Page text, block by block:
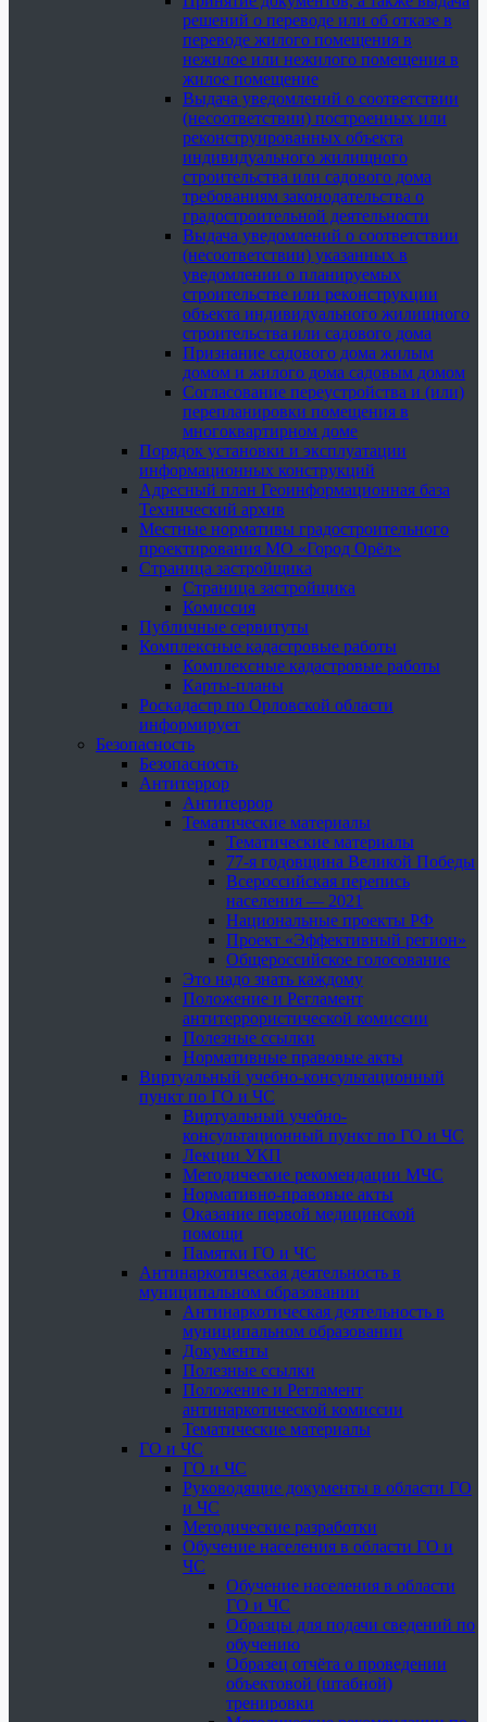
решений о переводе или об отказе в
переводе жилого помещения в
нежилое или нежилого помещения в
жилое помещение
Выдача уведомлений о соответствии
(несоответствии) построенных или
реконструированных объекта
индивидуального жилищного
строительства или садового дома
требованиям законодательства о
градостроительной деятельности
Выдача уведомлений о соответствии
(несоответствии) указанных в
уведомлении о планируемых
строительстве или реконструкции
объекта индивидуального жилищного
строительства или садового дома
Признание садового дома жилым
домом и жилого дома садовым домом
Согласование переустройства и (или)
перепланировки помещения в
многоквартирном доме
Порядок установки и эксплуатации
информационных конструкций
Адресный план Геоинформационная база
Технический архив
Местные нормативы градостроительного
проектирования МО «Город Орёл»
Страница застройщика
Страница застройщика
Комиссия
Публичные сервитуты
Комплексные кадастровые работы
Комплексные кадастровые работы
Карты-планы
Роскадастр по Орловской области
информирует
Безопасность
Безопасность
Антитеррор
Антитеррор
Тематические материалы
Тематические материалы
77-я годовщина Великой Победы
Всероссийская перепись
населения — 2021
Национальные проекты РФ
Проект «Эффективный регион»
Общероссийское голосование
Это надо знать каждому
Положение и Регламент
антитеррористической комиссии
Полезные ссылки
Нормативные правовые акты
Виртуальный учебно-консультационный
пункт по ГО и ЧС
Виртуальный учебно-
консультационный пункт по ГО и ЧС
Лекции УКП
Методические рекомендации МЧС
Нормативно-правовые акты
Оказание первой медицинской
помощи
Памятки ГО и ЧС
Антинаркотическая деятельность в
муниципальном образовании
Антинаркотическая деятельность в
муниципальном образовании
Документы
Полезные ссылки
Положение и Регламент
антинаркотической комиссии
Тематические материалы
ГО и ЧС
ГО и ЧС
Руководящие документы в области ГО
и ЧС
Методические разработки
Обучение населения в области ГО и
ЧС
Обучение населения в области
ГО и ЧС
Образцы для подачи сведений по
обучению
Образец отчёта о проведении
объектовой (штабной)
тренировки